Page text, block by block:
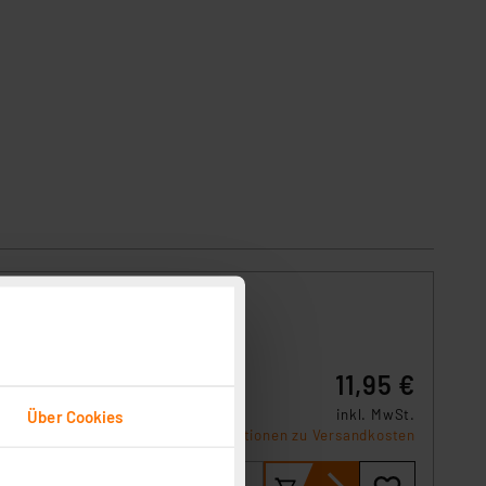
Über Cookies
11,95 €
inkl. MwSt.
Informationen zu Versandkosten